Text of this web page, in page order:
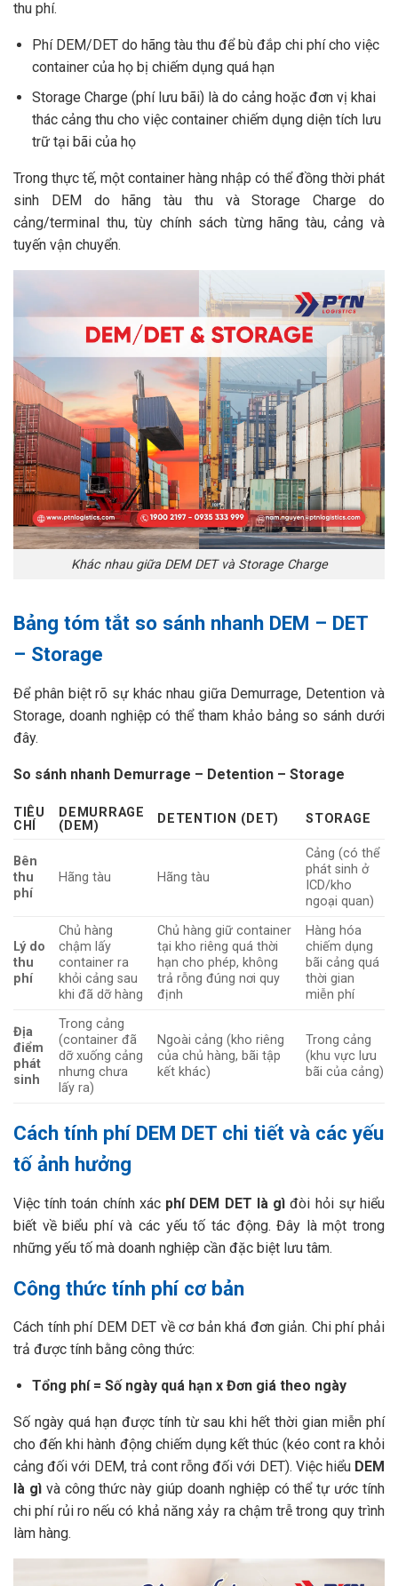
thu phí.
Phí DEM/DET do hãng tàu thu để bù đắp chi phí cho việc
container của họ bị chiếm dụng quá hạn
Storage Charge (phí lưu bãi) là do cảng hoặc đơn vị khai
thác cảng thu cho việc container chiếm dụng diện tích lưu
trữ tại bãi của họ
Trong thực tế, một container hàng nhập có thể đồng thời phát
sinh DEM do hãng tàu thu và Storage Charge do
cảng/terminal thu, tùy chính sách từng hãng tàu, cảng và
tuyến vận chuyển.
Khác nhau giữa DEM DET và Storage Charge
Bảng tóm tắt so sánh nhanh DEM – DET
– Storage
Để phân biệt rõ sự khác nhau giữa Demurrage, Detention và
Storage, doanh nghiệp có thể tham khảo bảng so sánh dưới
đây.
So sánh nhanh Demurrage – Detention – Storage
TIÊU
CHÍ
DEMURRAGE
(DEM)
DETENTION (DET) STORAGE
Bên
thu
phí
Hãng tàu Hãng tàu
Cảng (có thể
phát sinh ở
ICD/kho
ngoại quan)
Lý do
thu
phí
Chủ hàng
chậm lấy
container ra
khỏi cảng sau
khi đã dỡ hàng
Chủ hàng giữ container
tại kho riêng quá thời
hạn cho phép, không
trả rỗng đúng nơi quy
định
Hàng hóa
chiếm dụng
bãi cảng quá
thời gian
miễn phí
Địa
điểm
phát
sinh
Trong cảng
(container đã
dỡ xuống cảng
nhưng chưa
lấy ra)
Ngoài cảng (kho riêng
của chủ hàng, bãi tập
kết khác)
Trong cảng
(khu vực lưu
bãi của cảng)
Cách tính phí DEM DET chi tiết và các yếu
tố ảnh hưởng
Việc tính toán chính xác phí DEM DET là gì đòi hỏi sự hiểu
biết về biểu phí và các yếu tố tác động. Đây là một trong
những yếu tố mà doanh nghiệp cần đặc biệt lưu tâm.
Công thức tính phí cơ bản
Cách tính phí DEM DET về cơ bản khá đơn giản. Chi phí phải
trả được tính bằng công thức:
Tổng phí = Số ngày quá hạn x Đơn giá theo ngày
Số ngày quá hạn được tính từ sau khi hết thời gian miễn phí
cho đến khi hành động chiếm dụng kết thúc (kéo cont ra khỏi
cảng đối với DEM, trả cont rỗng đối với DET). Việc hiểuDEM
là gìvà công thức này giúp doanh nghiệp có thể tự ước tính
chi phí rủi ro nếu có khả năng xảy ra chậm trễ trong quy trình
làm hàng.